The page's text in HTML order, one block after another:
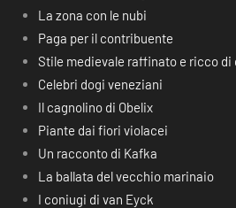
La zona con le nubi
Paga per il contribuente
Stile medievale raffinato e ricco di
Celebri dogi veneziani
Il cagnolino di Obelix
Piante dai fiori violacei
Un racconto di Kafka
La ballata del vecchio marinaio
I coniugi di van Eyck